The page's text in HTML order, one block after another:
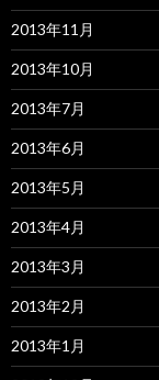
2013年11月
2013年10月
2013年7月
2013年6月
2013年5月
2013年4月
2013年3月
2013年2月
2013年1月